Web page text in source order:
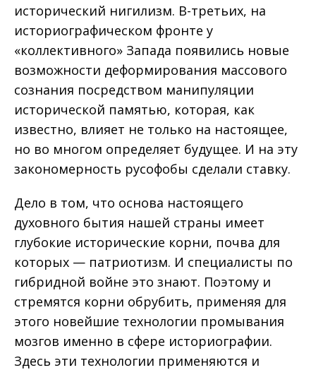
исторический нигилизм. В-третьих, на
историографическом фронте у
«коллективного» Запада появились новые
возможности деформирования массового
сознания посредством манипуляции
исторической памятью, которая, как
известно, влияет не только на настоящее,
но во многом определяет будущее. И на эту
закономерность русофобы сделали ставку.
Дело в том, что основа настоящего
духовного бытия нашей страны имеет
глубокие исторические корни, почва для
которых — патриотизм. И специалисты по
гибридной войне это знают. Поэтому и
стремятся корни обрубить, применяя для
этого новейшие технологии промывания
мозгов именно в сфере историографии.
Здесь эти технологии применяются и